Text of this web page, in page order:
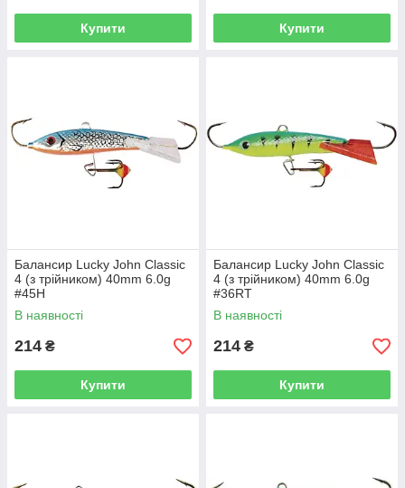
Купити Купити
Балансир Lucky John Classic
4 (з трійником) 40mm 6.0g
#45H
В наявності
214 ₴
Купити
Балансир Lucky John Classic
4 (з трійником) 40mm 6.0g
#36RT
В наявності
214 ₴
Купити